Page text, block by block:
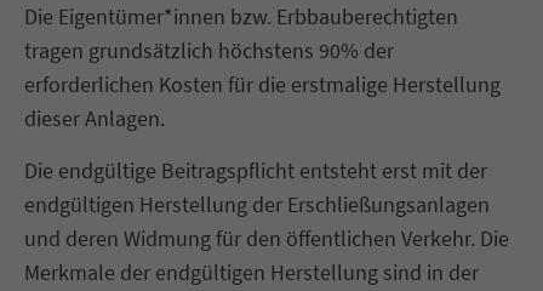
Die Eigentümer*innen bzw. Erbbauberechtigten
tragen grundsätzlich höchstens 90% der
erforderlichen Kosten für die erstmalige Herstellung
dieser Anlagen.
Die endgültige Beitragspflicht entsteht erst mit der
endgültigen Herstellung der Erschließungsanlagen
und deren Widmung für den öffentlichen Verkehr. Die
Merkmale der endgültigen Herstellung sind in der